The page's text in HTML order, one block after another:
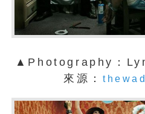
▲Photography：
來源：